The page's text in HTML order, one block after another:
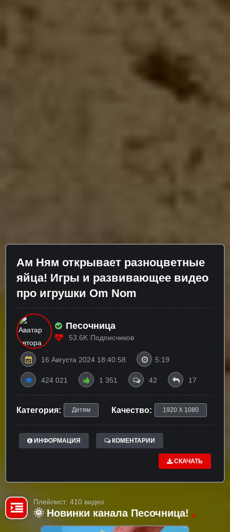
Ам Ням открывает разноцветные
яйца! Игры и развивающее видео
про игрушки Om Nom
Песочница
53.6K Подписчиков
16 Августа 2024 18:40:58 5:19
424 021 1 351 42 17
Категория: Детям Качество: 1920 X 1080
ИНФОРМАЦИЯ КОМЕНТАРИИ
СКАЧАТЬ
Плейлист: 410 видео
🌞 Новинки канала Песочница!